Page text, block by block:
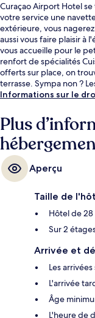
Curaçao Airport Hotel
votre service une
extérieure, vous
aussi vous faire plaisir à
vous accueille pour le
renfort de spécialités
offerts sur place, on
terrasse. Sympa non ?
personnel attentionné et
Informations sur le
Plus
Aperçu
Taille de
Hôtel de
Sur 2
Arrivée et
Les
L'arrivée
Âge
L'heure de